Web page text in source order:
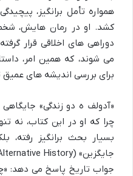
همواره تأمل برانگیز،
کشد. او در رمان هایش،
دوراهی های اخلاقی قرار
می شوند، که همین امر،
برای بررسی اندیشه های
«آدولف ه دو زندگی»
چرا که او در این کتاب، نه
بسیار بحث برانگیز رفته،
جواب تاریخ پاسخ می دهد: